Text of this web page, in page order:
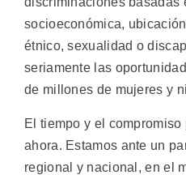
socioeconómica,
étnico, sexualidad o
seriamente las
de millones de mujeres y
El tiempo y el
ahora. Estamos ante un
regional y nacional, en el